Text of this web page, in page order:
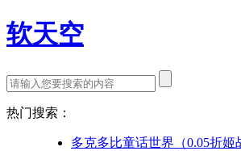
软天空
热门搜索：
多克多比童话世界（0.05折姬